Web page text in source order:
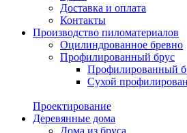
Доставка и оплата
Контакты
Производство пиломатериалов
Оцилиндрованное бревно
Профилированный брус
Профилированный
Сухой
Проектирование
Деревянные дома